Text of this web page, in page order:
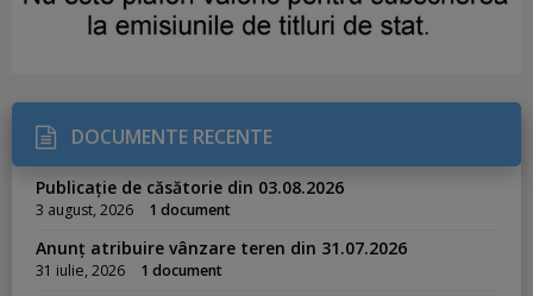
DOCUMENTE RECENTE
Publicație de căsătorie din 03.08.2026
3 august, 2026 1 document
Anunț atribuire vânzare teren din 31.07.2026
31 iulie, 2026 1 document